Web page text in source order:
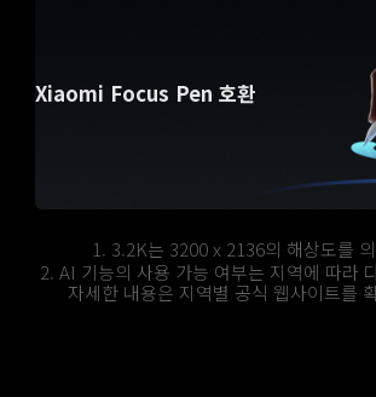
Xiaomi Focus Pen 호환
1. 3.2K는 3200 x 2136의 해상도를
2. AI 기능의 사용 가능 여부는 지역에 따라
자세한 내용은 지역별 공식 웹사이트를